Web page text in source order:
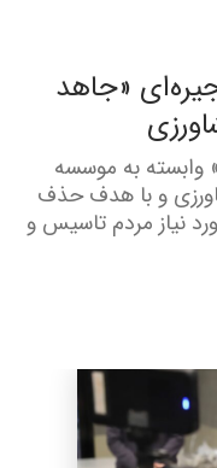
«جاهد
وابسته به موسسه
و با هدف حذف
نیاز مردم تاسیس و